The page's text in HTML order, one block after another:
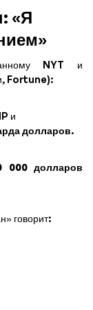
«Я
NYT и
Fortune):
и
долларов.
000 долларов
говорит: